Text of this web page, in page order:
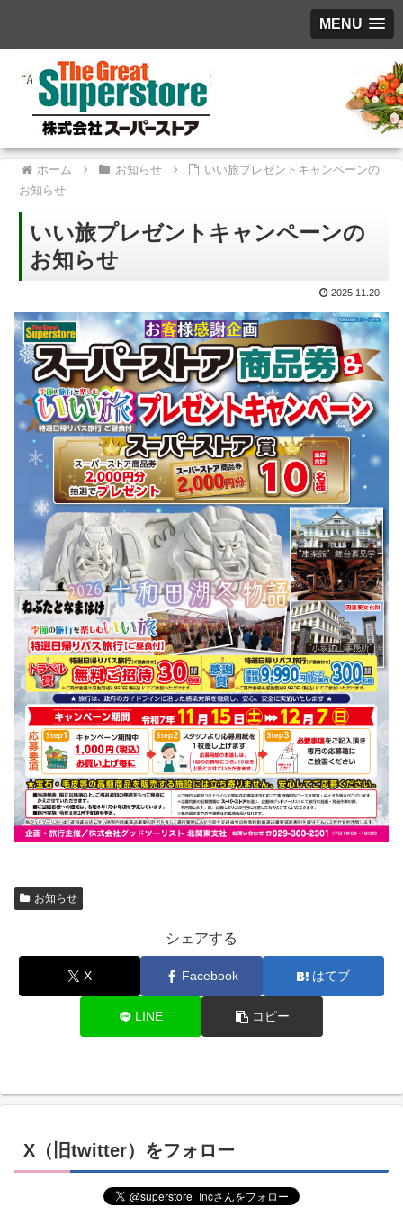
MENU
ホーム お知らせ
いい旅プレゼントキャンペーンの
お知らせ
いい旅プレゼントキャンペーンの
お知らせ
2025.11.20
お知らせ
シェアする
X Facebook はてブ
LINE コピー
X（旧twitter）をフォロー